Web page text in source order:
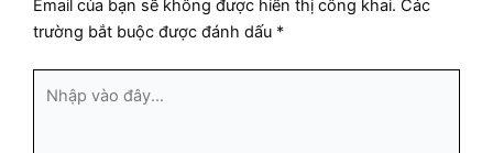
Email của bạn sẽ không được hiển thị công khai. Các
trường bắt buộc được đánh dấu *
vào